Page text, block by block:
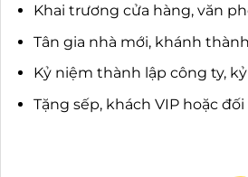
Khai trương cửa hàng, văn
Tân gia nhà mới, khánh
Kỷ niệm thành lập công ty,
Tặng sếp, khách VIP hoặc